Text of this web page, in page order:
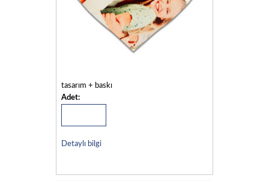
tasarım + baskı
Adet:
Detaylı bilgi